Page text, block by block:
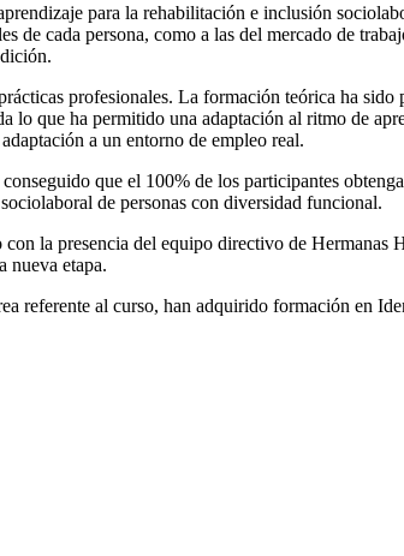
para la rehabilitación e inclusión
de cada persona, como a las del mercado de
profesionales. La formación teórica ha
lo que ha permitido una adaptación al ritmo de
a un entorno de empleo real.
que el 100% de los participantes
de personas con diversidad funcional.
la presencia del equipo directivo de
nueva etapa.
referente al curso, han adquirido formación en